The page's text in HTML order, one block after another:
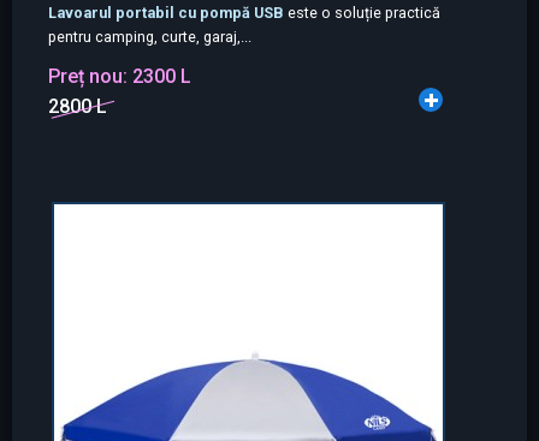
Lavoarul portabil cu pompă USB este o soluție practică
pentru camping, curte, garaj,...
Preț nou: 2300 L
2800 L